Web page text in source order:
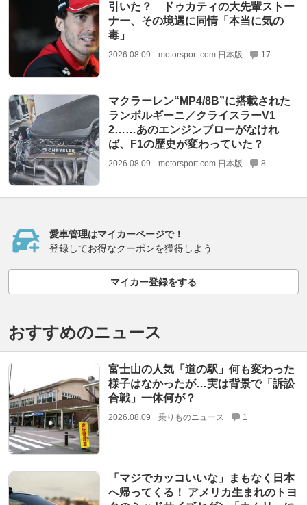
引いた？ ドゥカティの大先輩ストー
ナー、その境遇に同情「本当に気の
毒」
2026.08.09 motorsport.com 日本版 17
マクラーレン“MP4/8B”に搭載された
ランボルギーニ／クライスラーV1
2……あのエンジンブローがなけれ
ば、F1の歴史が変わっていた？
2026.08.09 motorsport.com 日本版 8
愛車管理はマイカーページで！
登録してお得なクーポンを獲得しよう
マイカー登録をする
おすすめのニュース
富士山の人気「道の駅」何も変わった
様子はなかったが…実は背景で「訴訟
合戦」一体何が？
2026.08.09 乗りものニュース 1
「マジでカッコいいな」まもなく日本
へ帰ってくる！ アメリカ生まれのトヨ